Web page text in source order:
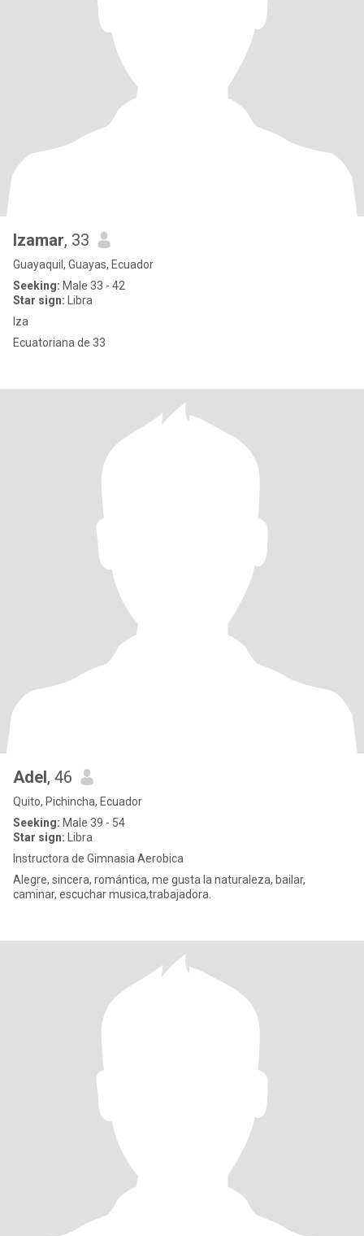
Izamar, 33
Guayaquil, Guayas, Ecuador
Seeking: Male 33 - 42
Star sign: Libra
Iza
Ecuatoriana de 33
Adel, 46
Quito, Pichincha, Ecuador
Seeking: Male 39 - 54
Star sign: Libra
Instructora de Gimnasia Aerobica
Alegre, sincera, romántica, me gusta la naturaleza, bailar,
caminar, escuchar musica,trabajadora.